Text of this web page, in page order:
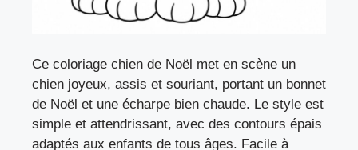
Ce coloriage chien de Noël met en scène un
chien joyeux, assis et souriant, portant un bonnet
de Noël et une écharpe bien chaude. Le style est
simple et attendrissant, avec des contours épais
adaptés aux enfants de tous âges. Facile à